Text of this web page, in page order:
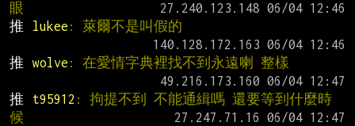
眼
推
lukee : 萊爾不是叫假的
推
wolve : 在愛情字典裡找不到永遠喇 整樣
推
t95912 : 拘提不到 不能通緝嗎 還要等到什麼時
候